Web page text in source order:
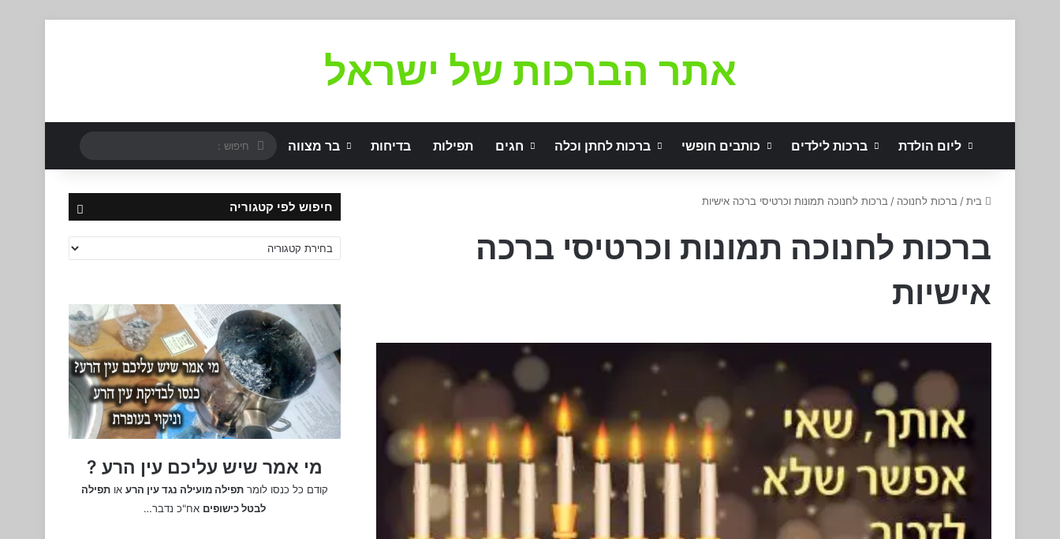
אתר הברכות של ישראל
ליום הולדת ברכות לילדים כותבים חופשי ברכות לחתן וכלה חגים תפילות בדיחות בר מצווה
חיפוש
:
בית/ ברכות לחנוכה / ברכות לחנוכה תמונות וכרטיסי ברכה אישיות
ברכות לחנוכה תמונות וכרטיסי ברכה
אישיות
חיפוש לפי קטגוריה
חיפוש
לפי
מי אמר שיש עליכם עין הרע ?
קודם כל כנסו לומרתפילה מועילה נגד עין הרע אותפילה
לבטל כישופים אח"כ נדבר…